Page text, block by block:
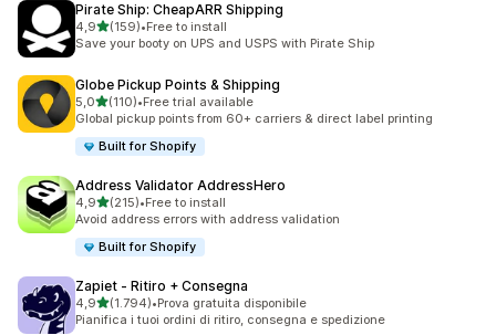
Pirate Ship: CheapARR Shipping
4,9stelle su 5
(159)
159 recensioni totali
•Free to install
Save your booty on UPS and USPS with Pirate Ship
Globe Pickup Points & Shipping
5,0stelle su 5
(110)
110 recensioni totali
•Free trial available
Global pickup points from 60+ carriers & direct label printing
Built for Shopify
Address Validator AddressHero
4,9stelle su 5
(215)
215 recensioni totali
•Free to install
Avoid address errors with address validation
Built for Shopify
Zapiet ‑ Ritiro + Consegna
4,9stelle su 5
(1.794)
1794 recensioni totali
•Prova gratuita disponibile
Pianifica i tuoi ordini di ritiro, consegna e spedizione